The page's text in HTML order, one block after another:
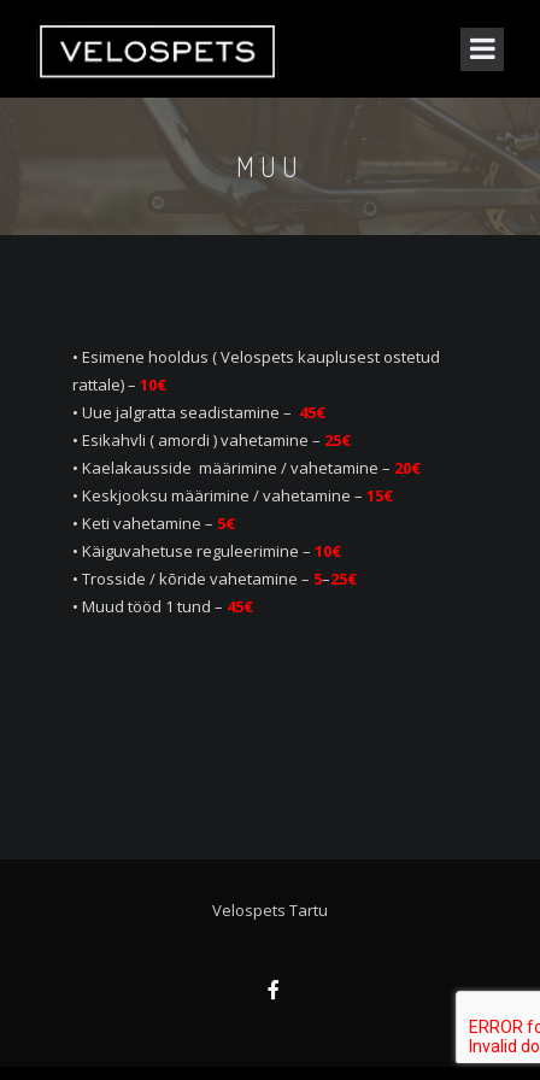
MUU
• Esimene hooldus ( Velospets kauplusest ostetud
rattale) – 10€
• Uue jalgratta seadistamine – 45€
• Esikahvli ( amordi ) vahetamine – 25€
• Kaelakausside määrimine / vahetamine – 20€
• Keskjooksu määrimine / vahetamine – 15€
• Keti vahetamine – 5€
• Käiguvahetuse reguleerimine – 10€
• Trosside / kõride vahetamine – 5–25€
• Muud tööd 1 tund – 45€
Velospets Tartu